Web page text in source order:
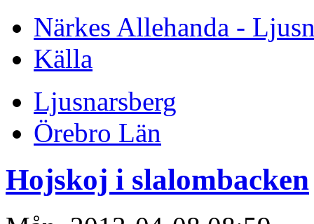
Närkes Allehanda -
Källa
Ljusnarsberg
Örebro Län
Hojskoj i slalombacken